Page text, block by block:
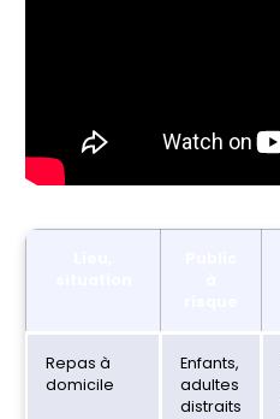
Repas à
domicile
Enfants,
adultes
distraits